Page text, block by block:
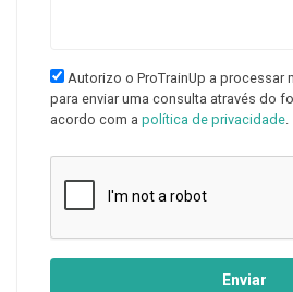
Autorizo o ProTrainUp a processar
para enviar uma consulta através do
acordo com a política de privacidade.
Enviar